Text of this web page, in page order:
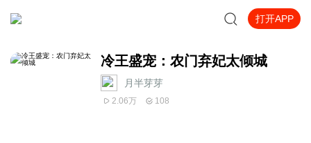
打开APP
冷王盛宠：农门弃妃太倾城
月半芽芽
2.06万 108